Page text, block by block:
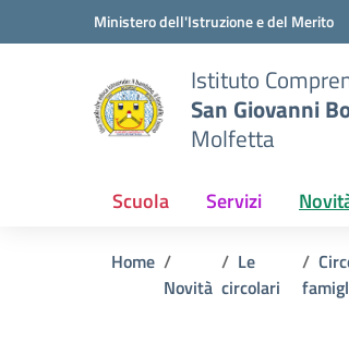
Vai ai contenuti
Vai al menu di navigazioneMinistero dell'Istruzione e del Merito
Istituto
San Giovanni
Molfetta
Scuola Servizi
Home
Novità
Le
circolari